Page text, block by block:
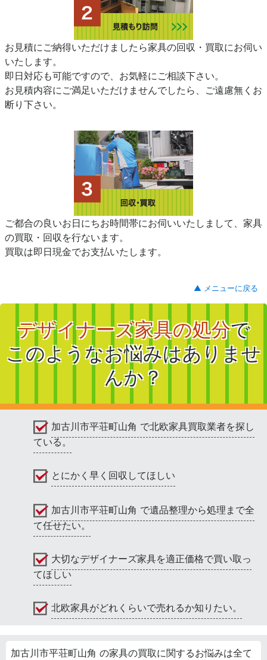
お見積にご納得いただけましたら家具の回収・買取にお伺い
いたします。
即日対応も可能ですので、お気軽にご相談下さい。
お見積内容にご満足いただけませんでしたら、ご遠慮無くお
断り下さい。
ご都合の良いお日にちお時間帯にお伺いいたしまして、家具
の買取・回収を行ないます。
買取は即日現金でお支払いたします。
▲ メニューに戻る
デザイナーズ家具の処分で
このようなお悩みはありませ
んか？
加古川市平荘町山角 で北欧家具買取業者を探し
ている。
とにかく早く回収してほしい
加古川市平荘町山角 で遺品整理から処理まで全
て任せたい。
大切なデザイナーズ家具を適正価格で買い取っ
てほしい
北欧家具がどれくらいで売れるか知りたい。
加古川市平荘町山角 の家具の買取に関するお悩みは全て